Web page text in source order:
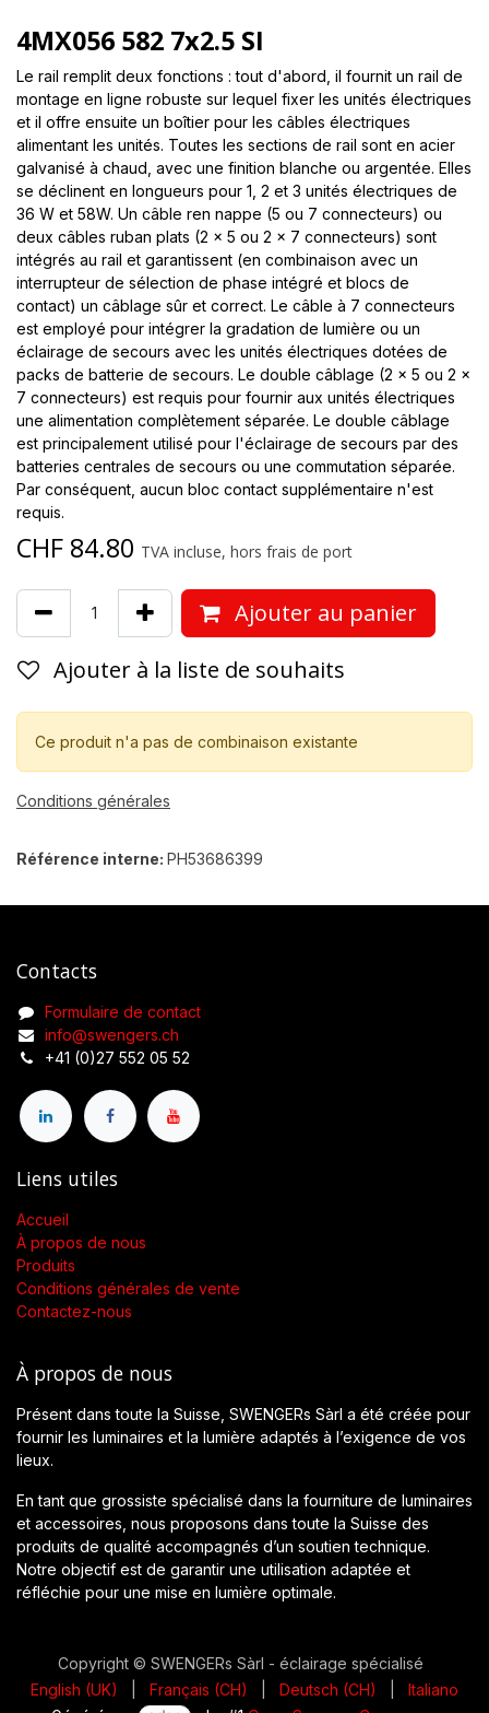
4MX056 582 7x2.5 SI
Le rail remplit deux fonctions : tout d'abord, il fournit un rail de
montage en ligne robuste sur lequel fixer les unités électriques
et il offre ensuite un boîtier pour les câbles électriques
alimentant les unités. Toutes les sections de rail sont en acier
galvanisé à chaud, avec une finition blanche ou argentée. Elles
se déclinent en longueurs pour 1, 2 et 3 unités électriques de
36 W et 58W. Un câble ren nappe (5 ou 7 connecteurs) ou
deux câbles ruban plats (2 x 5 ou 2 x 7 connecteurs) sont
intégrés au rail et garantissent (en combinaison avec un
interrupteur de sélection de phase intégré et blocs de
contact) un câblage sûr et correct. Le câble à 7 connecteurs
est employé pour intégrer la gradation de lumière ou un
éclairage de secours avec les unités électriques dotées de
packs de batterie de secours. Le double câblage (2 x 5 ou 2 x
7 connecteurs) est requis pour fournir aux unités électriques
une alimentation complètement séparée. Le double câblage
est principalement utilisé pour l'éclairage de secours par des
batteries centrales de secours ou une commutation séparée.
Par conséquent, aucun bloc contact supplémentaire n'est
requis.
CHF 84.80 TVA incluse, hors frais de port
Ajouter au panier
Ajouter à la liste de souhaits
Ce produit n'a pas de combinaison existante
Conditions générales
Référence interne: PH53686399
Contacts
Formulaire de contact
info@swengers.ch
+41 (0)27 552 05 52
Liens utiles
Accueil
À propos de nous
Produits
Conditions générales de vente
Contactez-nous
À propos de nous
Présent dans toute la Suisse, SWENGERs Sàrl a été créée pour
fournir les luminaires et la lumière adaptés à l’exigence de vos
lieux.
En tant que grossiste spécialisé dans la fourniture de luminaires
et accessoires, nous proposons dans toute la Suisse des
produits de qualité accompagnés d’un soutien technique.
Notre objectif est de garantir une utilisation adaptée et
réfléchie pour une mise en lumière optimale.
Copyright © SWENGERs Sàrl - éclairage spécialisé
English (UK)
Français (CH) Deutsch (CH)
Italiano